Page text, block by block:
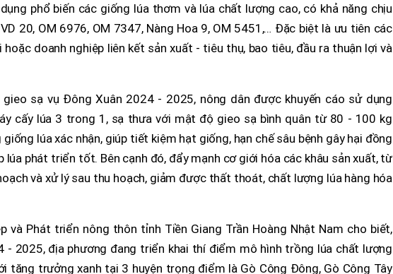
phổ biến các giống lúa thơm và lúa chất lượng cao, có khả năng chịu
20, OM 6976, OM 7347, Nàng Hoa 9, OM 5451,… Đặc biệt là ưu tiên các
doanh nghiệp liên kết sản xuất - tiêu thụ, bao tiêu, đầu ra thuận lợi và
sạ vụ Đông Xuân 2024 - 2025, nông dân được khuyến cáo sử dụng
cấy lúa 3 trong 1, sạ thưa với mật độ gieo sạ bình quân từ 80 - 100 kg
lúa xác nhận, giúp tiết kiệm hạt giống, hạn chế sâu bệnh gây hại đồng
lúa phát triển tốt. Bên cạnh đó, đẩy mạnh cơ giới hóa các khâu sản xuất, từ
và xử lý sau thu hoạch, giảm được thất thoát, chất lượng lúa hàng hóa
và Phát triển nông thôn tỉnh Tiền Giang Trần Hoàng Nhật Nam cho biết,
- 2025, địa phương đang triển khai thí điểm mô hình trồng lúa chất lượng
tăng trưởng xanh tại 3 huyện trọng điểm là Gò Công Đông, Gò Công Tây